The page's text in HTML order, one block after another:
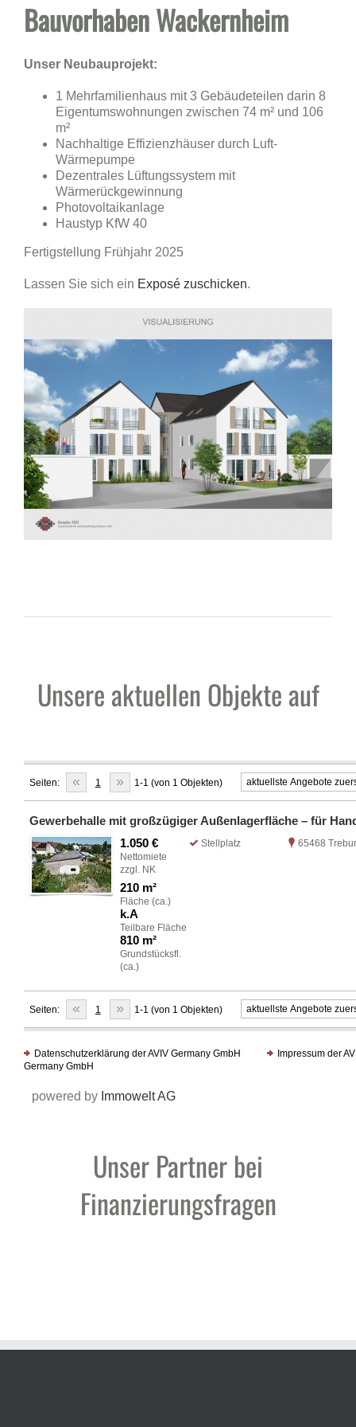
Bauvorhaben Wackernheim
Unser Neubauprojekt:
1 Mehrfamilienhaus mit 3 Gebäudeteilen darin 8
Eigentumswohnungen zwischen 74 m² und 106
m²
Nachhaltige Effizienzhäuser durch Luft-
Wärmepumpe
Dezentrales Lüftungssystem mit
Wärmerückgewinnung
Photovoltaikanlage
Haustyp KfW 40
Fertigstellung Frühjahr 2025
Lassen Sie sich ein Exposé zuschicken.
Unsere aktuellen Objekte auf
Seiten: « 1 » 1-1 (von 1 Objekten)
1.050 €
Nettomiete
zzgl. NK
210 m²
Fläche (ca.)
k.A
Teilbare Fläche
810 m²
Grundstücksfl.
(ca.)
Stellplatz 65468
Seiten: « 1 » 1-1 (von 1 Objekten)
Datenschutzerklärung der AVIV Germany GmbH
Impressum der
Germany GmbH
powered by Immowelt AG
Unser Partner bei
Finanzierungsfragen